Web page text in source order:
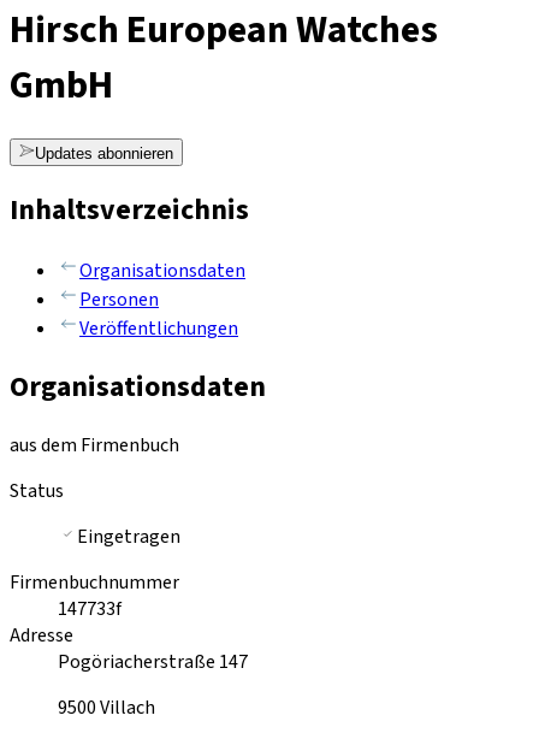
Hirsch European Watches
GmbH
Updates abonnieren
Inhaltsverzeichnis
Organisationsdaten
Personen
Veröffentlichungen
Organisationsdaten
aus dem Firmenbuch
Status
Eingetragen
Firmenbuchnummer
147733f
Adresse
Pogöriacherstraße 147
9500Villach